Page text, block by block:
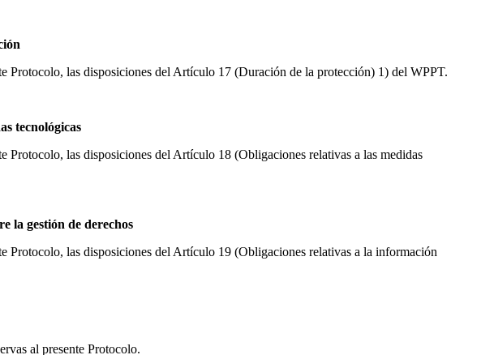
Protocolo, las disposiciones del Artículo 17 (Duración de la protección) 1) del WPPT.
tecnológicas
Protocolo, las disposiciones del Artículo 18 (Obligaciones relativas a las medidas
la gestión de derechos
Protocolo, las disposiciones del Artículo 19 (Obligaciones relativas a la información
al presente Protocolo.